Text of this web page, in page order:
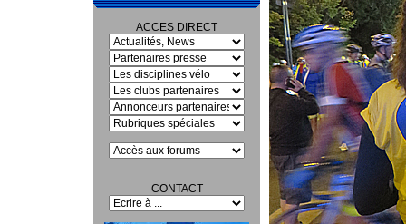
ACCES DIRECT
CONTACT